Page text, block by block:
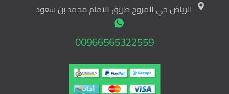
الرياض حي المروج طريق الامام محمد بن سعود
00966565322559